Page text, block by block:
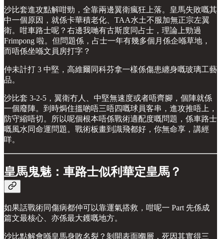
沙比套進攻點解咁勁，全靠兩邊翼衛瘋狂上落。皇馬失敗嘅其
中一個原因，就係卡華積老化、TAA水土不服加無正宗左翼
衛。咁車路士呢？右邊我哋有古斯度同占士，理論上勁過
Frimpong 啦。但問題係，占士一年有幾多個月係企喺草地，
而唔係坐喺文員房打字？
仲未計打 3 中堅，高維爾同科芬拿一樣係傷患纏身嘅玻璃工藝
品。
沙比套 3-2-5，翼衛冇人、中堅無速度或者唔齊腳，個陣就係
一個廢陣。到時焗住搵啲唔三唔四嘅球員客串，進攻推唔上，
防守縮唔切。所以呢個根本唔係戰術適配度嘅問題，係車路士
嘅風水同命運問題。戰術板畫到識飛都好，你無命享，講經
咩。
皇馬鬼魅：車路士似利華定皇馬？
如果話戰術同傷病都仲可以靠運氣搭救，咁呢一 Part 先係成
篇文最核心、亦係最大鑊嘅地方。
沙比點解會喺皇馬身敗名裂？剝開表面嗰層，死因其實得三